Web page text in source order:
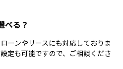
べる？
ーンやリースにも対応しておりま
定も可能ですので、ご相談くださ